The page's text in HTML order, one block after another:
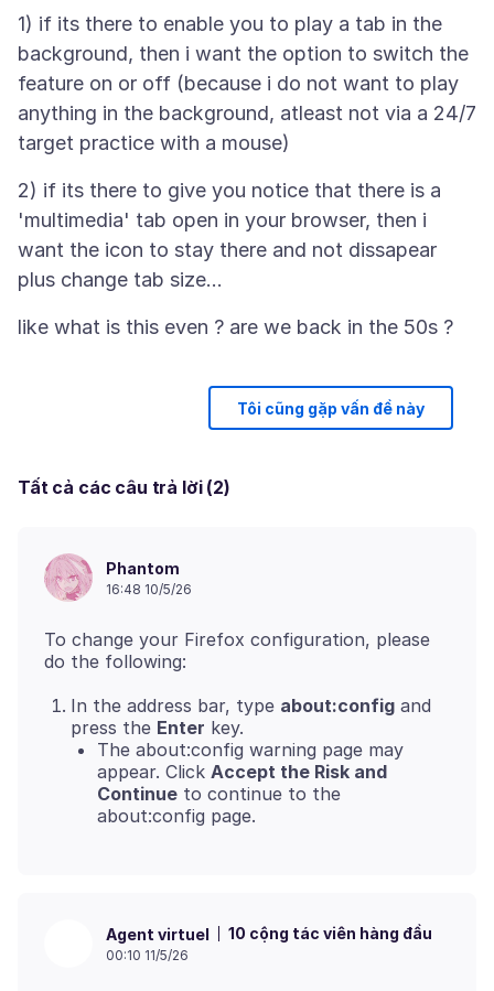
1) if its there to enable you to play a tab in the
background, then i want the option to switch the
feature on or off (because i do not want to play
anything in the background, atleast not via a 24/7
2) if its there to give you notice that there is a
'multimedia' tab open in your browser, then i
want the icon to stay there and not dissapear
Tôi cũng gặp vấn đề này
Tất cả các câu trả lời (2)
Phantom
16:48 10/5/26
To change your Firefox configuration, please
In the address bar, type about:config and
press the Enter key.
The about:config warning page may
appear. Click Accept the Risk and
Continue to continue to the
about:config page.
Agent virtuel 10 cộng tác viên hàng đầu
00:10 11/5/26